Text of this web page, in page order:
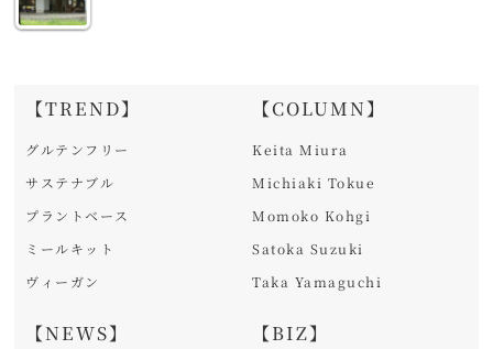
【TREND】
グルテンフリー
サステナブル
プラントベース
ミールキット
ヴィーガン
【NEWS】
【COLUMN】
Keita Miura
Michiaki Tokue
Momoko Kohgi
Satoka Suzuki
Taka Yamaguchi
【BIZ】